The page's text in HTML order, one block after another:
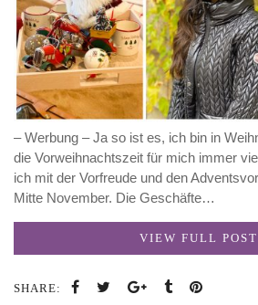
– Werbung – Ja so ist es, ich bin in
die Vorweihnachtszeit für mich immer
ich mit der Vorfreude und den
Mitte November. Die Geschäfte…
VIEW FULL POST
SHARE: